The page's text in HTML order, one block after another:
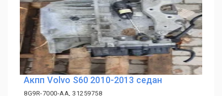
Акпп Volvo S60 2010-2013 седан
8G9R-7000-AA, 31259758